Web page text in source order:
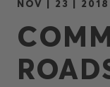
NOV | 23 | 2018